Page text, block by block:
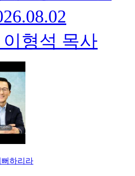
형석 목사
하리라